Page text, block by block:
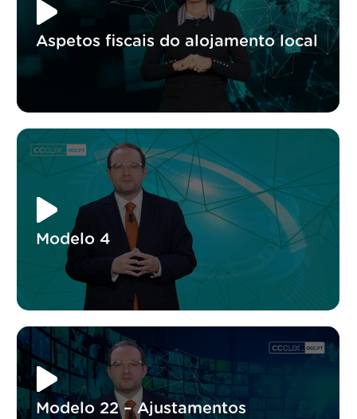
Aspetos fiscais do alojamento local
Modelo 4
Modelo 22 – Ajustamentos